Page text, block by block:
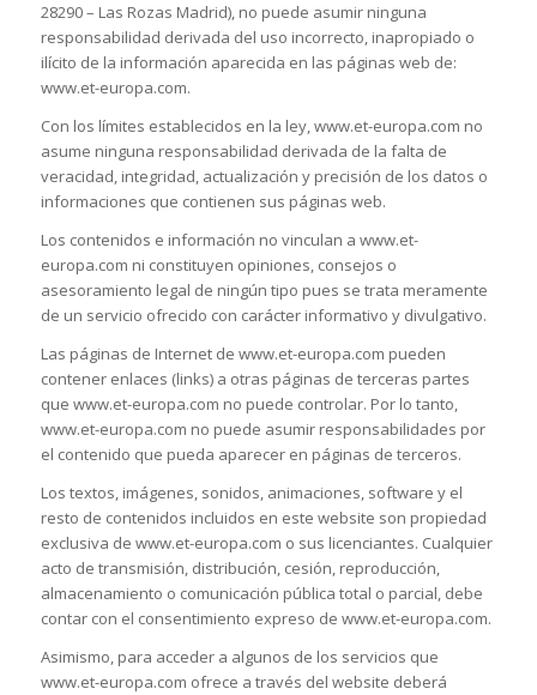
28290 – Las Rozas Madrid), no puede asumir ninguna
responsabilidad derivada del uso incorrecto, inapropiado o
ilícito de la información aparecida en las páginas web de:
www.et-europa.com.
Con los límites establecidos en la ley, www.et-europa.com no
asume ninguna responsabilidad derivada de la falta de
veracidad, integridad, actualización y precisión de los datos o
informaciones que contienen sus páginas web.
Los contenidos e información no vinculan a www.et-
europa.com ni constituyen opiniones, consejos o
asesoramiento legal de ningún tipo pues se trata meramente
de un servicio ofrecido con carácter informativo y divulgativo.
Las páginas de Internet de www.et-europa.com pueden
contener enlaces (links) a otras páginas de terceras partes
que www.et-europa.com no puede controlar. Por lo tanto,
www.et-europa.com no puede asumir responsabilidades por
el contenido que pueda aparecer en páginas de terceros.
Los textos, imágenes, sonidos, animaciones, software y el
resto de contenidos incluidos en este website son propiedad
exclusiva de www.et-europa.com o sus licenciantes. Cualquier
acto de transmisión, distribución, cesión, reproducción,
almacenamiento o comunicación pública total o parcial, debe
contar con el consentimiento expreso de www.et-europa.com.
Asimismo, para acceder a algunos de los servicios que
www.et-europa.com ofrece a través del website deberá